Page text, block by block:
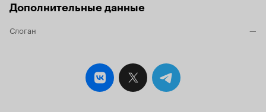
Дополнительные данные
Слоган —